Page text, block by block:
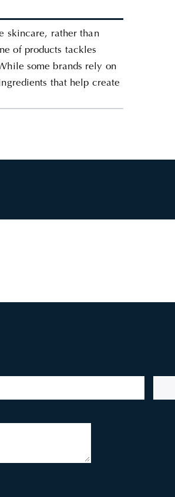
skincare, rather than
of products tackles
some brands rely on
that help create